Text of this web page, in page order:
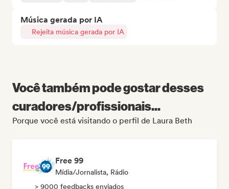
Música gerada por IA
Rejeita música gerada por IA
Você também pode gostar desses
curadores/profissionais...
Porque você está visitando o perfil de Laura Beth
Free 99
Mídia/Jornalista, Rádio
> 9000 feedbacks enviados